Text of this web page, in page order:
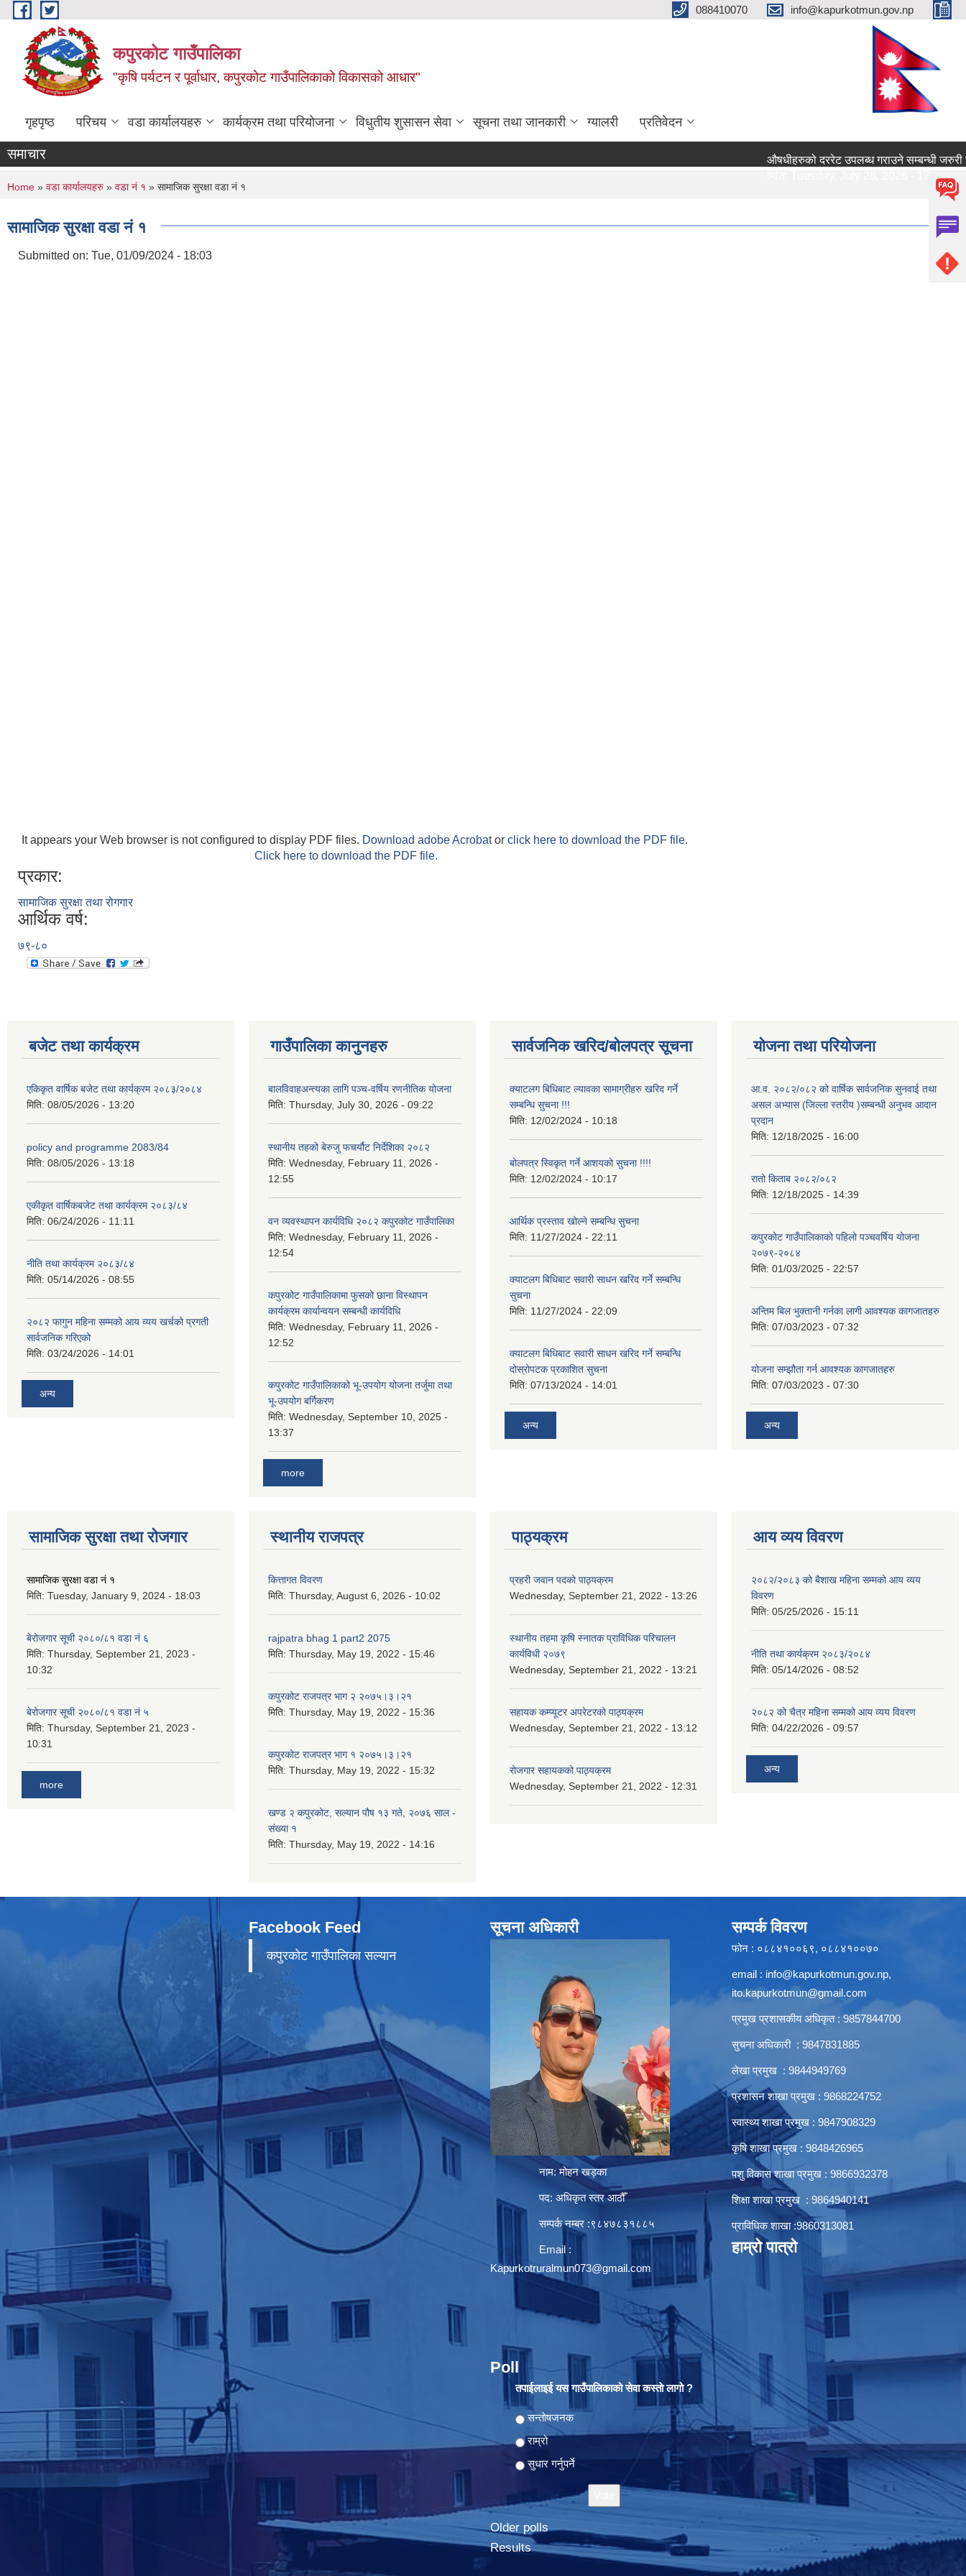
Skip to main content 088410070 info@kapurkotmun.gov.np
कपुरकोट गाउँपालिका
"कृषि पर्यटन र पूर्वाधार, कपुरकोट गाउँपालिकाको विकासको आधार"
गृहपृष्ठ परिचय वडा कार्यालयहरु कार्यक्रम तथा परियोजना विधुतीय शुसासन सेवा सूचना तथा जानकारी ग्यालरी प्रतिवेदन
समाचार
औषधीहरुको दररेट उपलब्ध गराउने सम्बन्धी जरुरी सूचना।
You are here
Home » वडा कार्यालयहरु » वडा नं १ » सामाजिक सुरक्षा वडा नं १
सामाजिक सुरक्षा वडा नं १
Submitted on: Tue, 01/09/2024 - 18:03
It appears your Web browser is not configured to display PDF files. Download adobe Acrobator click here to download the PDF file.
Click here to download the PDF file.
प्रकार:
सामाजिक सुरक्षा तथा रोगगार
आर्थिक वर्ष:
७९-८०
बजेट तथा कार्यक्रम
एकिकृत वार्षिक बजेट तथा कार्यक्रम २०८३/२०८४
मिति: 08/05/2026 - 13:20
policy and programme 2083/84
मिति: 08/05/2026 - 13:18
एकीकृत वार्षिकबजेट तथा कार्यक्रम २०८३/८४
मिति: 06/24/2026 - 11:11
नीति तथा कार्यक्रम २०८३/८४
मिति: 05/14/2026 - 08:55
२०८२ फागुन महिना सम्मको आय व्यय खर्चको प्रगती
सार्वजनिक गरिएको
मिति: 03/24/2026 - 14:01
अन्य
गाउँपालिका कानुनहरु
बालविवाहअन्त्यका लागि पञ्च-वर्षिय रणनीतिक योजना
मिति: Thursday, July 30, 2026 - 09:22
स्थानीय तहको बेरुजु फचर्यौट निर्देशिका २०८२
मिति: Wednesday, February 11, 2026 -
12:55
वन व्यवस्थापन कार्यविधि २०८२ कपुरकोट गाउँपालिका
मिति: Wednesday, February 11, 2026 -
12:54
कपुरकोट गाउँपालिकामा फुसको छाना विस्थापन
कार्यक्रम कार्यान्वयन सम्बन्धी कार्यविधि
मिति: Wednesday, February 11, 2026 -
12:52
कपुरकोट गाउँपालिकाको भू-उपयोग योजना तर्जुमा तथा
भू-उपयोग बर्गिकरण
मिति: Wednesday, September 10, 2025 -
13:37
more
सार्वजनिक खरिद/बोलपत्र सूचना
क्याटलग बिधिबाट ल्यावका सामाग्रीहरु खरिद गर्ने
सम्बन्धि सुचना !!!
मिति: 12/02/2024 - 10:18
बोलपत्र स्विकृत गर्ने आशयको सुचना !!!!
मिति: 12/02/2024 - 10:17
आर्थिक प्रस्ताव खोल्ने सम्बन्धि सुचना
मिति: 11/27/2024 - 22:11
क्याटलग बिधिबाट सवारी साधन खरिद गर्ने सम्बन्धि
सुचना
मिति: 11/27/2024 - 22:09
क्याटलग बिधिबाट सवारी साधन खरिद गर्ने सम्बन्धि
दोस्रोपटक प्रकाशित सुचना
मिति: 07/13/2024 - 14:01
अन्य
योजना तथा परियोजना
आ.व. २०८२/०८२ को वार्षिक सार्वजनिक सुनवाई तथा
असल अभ्यास (जिल्ला स्तरीय )सम्बन्धी अनुभव आदान
प्रदान
मिति: 12/18/2025 - 16:00
रातो किताब २०८२/०८२
मिति: 12/18/2025 - 14:39
कपुरकोट गाउँपालिकाको पहिलो पञ्चवर्षिय योजना
२०७९-२०८४
मिति: 01/03/2025 - 22:57
अन्तिम बिल भुक्तानी गर्नका लागी आवश्यक कागजातहरु
मिति: 07/03/2023 - 07:32
योजना सम्झौता गर्न आवश्यक कागजातहरु
मिति: 07/03/2023 - 07:30
अन्य
सामाजिक सुरक्षा तथा रोजगार
सामाजिक सुरक्षा वडा नं १
मिति: Tuesday, January 9, 2024 - 18:03
बेरोजगार सूची २०८०/८१ वडा नं ६
मिति: Thursday, September 21, 2023 -
10:32
बेरोजगार सूची २०८०/८१ वडा नं ५
मिति: Thursday, September 21, 2023 -
10:31
more
स्थानीय राजपत्र
कित्तागत विवरण
मिति: Thursday, August 6, 2026 - 10:02
rajpatra bhag 1 part2 2075
मिति: Thursday, May 19, 2022 - 15:46
कपुरकोट राजपत्र भाग २ २०७५।३।२१
मिति: Thursday, May 19, 2022 - 15:36
कपुरकोट राजपत्र भाग १ २०७५।३।२१
मिति: Thursday, May 19, 2022 - 15:32
खण्ड २ कपुरकोट, सल्यान पौष १३ गते, २०७६ साल -
संख्या १
मिति: Thursday, May 19, 2022 - 14:16
पाठ्यक्रम
प्रहरी जवान पदको पाठ्यक्रम
Wednesday, September 21, 2022 - 13:26
स्थानीय तहमा कृषि स्नातक प्राविधिक परिचालन
कार्यविधी २०७९
Wednesday, September 21, 2022 - 13:21
सहायक कम्प्यूटर अपरेटरको पाठ्यक्रम
Wednesday, September 21, 2022 - 13:12
रोजगार सहायकको पाठ्यक्रम
Wednesday, September 21, 2022 - 12:31
आय व्यय विवरण
२०८२/२०८३ को बैशाख महिना सम्मको आय व्यय
विवरण
मिति: 05/25/2026 - 15:11
नीति तथा कार्यक्रम २०८३/२०८४
मिति: 05/14/2026 - 08:52
२०८२ को चैत्र महिना सम्मको आय व्यय विवरण
मिति: 04/22/2026 - 09:57
अन्य
Facebook Feed
कपुरकाेट गाउँपालिका सल्यान
सूचना अधिकारी
नाम: मोहन खड्का
पद: अधिकृत स्तर आठौँ
सम्पर्क नम्बर :९८४७८३१८८५
Email :
Kapurkotruralmun073@gmail.com
Poll
तपाईलाइई यस गाउँपालिकाको सेवा कस्ताे लागो ?
Choices
सन्ताेषजनक
राम्रो
सुधार गर्नुपर्ने
Older polls
Results
सम्पर्क विवरण
फोन : ०८८४१००६९, ०८८४१००७०
email : info@kapurkotmun.gov.np,
ito.kapurkotmun@gmail.com
प्रमुख प्रशासकीय अधिकृत : 9857844700
सुचना अधिकारी : 9847831885
लेखा प्रमुख : 9844949769
प्रशासन शाखा प्रमुख : 9868224752
स्वास्थ्य शाखा प्रमुख : 9847908329
कृषि शाखा प्रमुख : 9848426965
पशु विकास शाखा प्रमुख : 9866932378
शिक्षा शाखा प्रमुख : 9864940141
प्राविधिक शाखा :9860313081
हाम्रो पात्रो